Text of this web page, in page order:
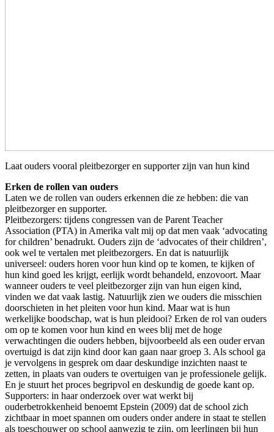
Laat ouders vooral pleitbezorger en supporter zijn van hun kind
Erken de rollen van ouders
Laten we de rollen van ouders erkennen die ze hebben: die van
pleitbezorger en supporter.
Pleitbezorgers: tijdens congressen van de Parent Teacher
Association (PTA) in Amerika valt mij op dat men vaak ‘advocating
for children’ benadrukt. Ouders zijn de ‘advocates of their children’,
ook wel te vertalen met pleitbezorgers. En dat is natuurlijk
universeel: ouders horen voor hun kind op te komen, te kijken of
hun kind goed les krijgt, eerlijk wordt behandeld, enzovoort. Maar
wanneer ouders te veel pleitbezorger zijn van hun eigen kind,
vinden we dat vaak lastig. Natuurlijk zien we ouders die misschien
doorschieten in het pleiten voor hun kind. Maar wat is hun
werkelijke boodschap, wat is hun pleidooi? Erken de rol van ouders
om op te komen voor hun kind en wees blij met de hoge
verwachtingen die ouders hebben, bijvoorbeeld als een ouder ervan
overtuigd is dat zijn kind door kan gaan naar groep 3. Als school ga
je vervolgens in gesprek om daar deskundige inzichten naast te
zetten, in plaats van ouders te overtuigen van je professionele gelijk.
En je stuurt het proces begripvol en deskundig de goede kant op.
Supporters: in haar onderzoek over wat werkt bij
ouderbetrokkenheid benoemt Epstein (2009) dat de school zich
zichtbaar in moet spannen om ouders onder andere in staat te stellen
als toeschouwer op school aanwezig te zijn, om leerlingen bij hun